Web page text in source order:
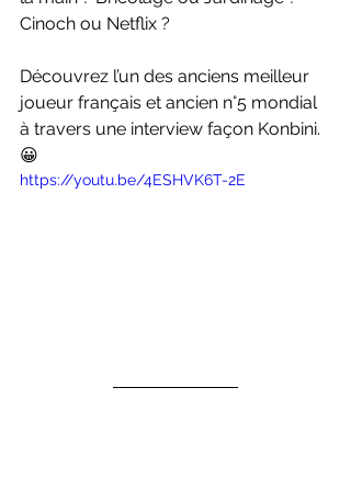
Cinoch ou Netflix ?
Découvrez l’un des anciens meilleur
joueur français et ancien n°5 mondial
à travers une interview façon Konbini.
😀
https://youtu.be/4ESHVK6T-2E